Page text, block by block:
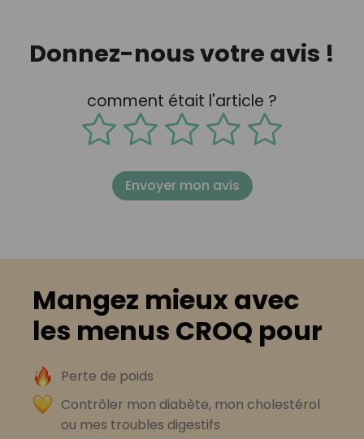
Donnez-nous votre avis !
comment était l'article ?
Envoyer mon avis
Mangez mieux avec
les menus CROQ pour
Perte de poids
Contrôler mon diabète, mon cholestérol
ou mes troubles digestifs